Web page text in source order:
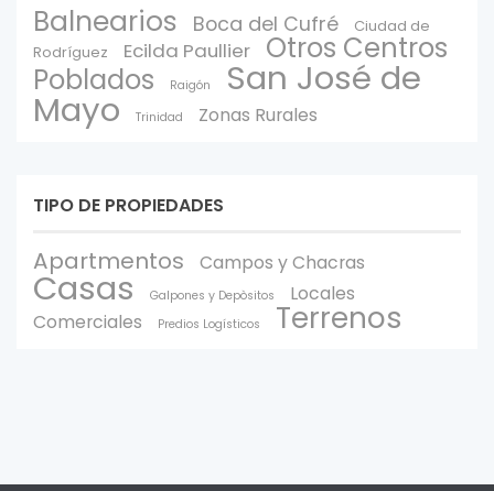
Balnearios Boca del Cufré
Ciudad de
Rodríguez
Ecilda Paullier
Otros Centros
Poblados
Raigón San José de
Mayo Trinidad Zonas Rurales
TIPO DE PROPIEDADES
Apartmentos Campos y Chacras
Casas Galpones y Depòsitos
Locales
Comerciales
Predios Logísticos Terrenos